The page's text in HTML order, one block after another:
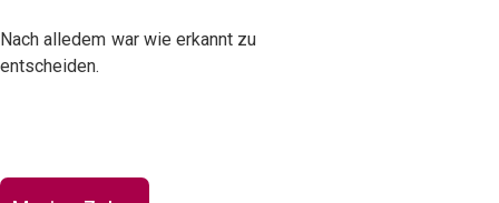
Nach alledem war wie erkannt zu
entscheiden.